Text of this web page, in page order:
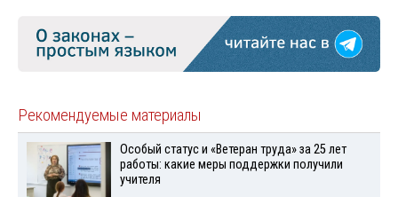
Рекомендуемые материалы
Особый статус и «Ветеран труда» за 25 лет
работы: какие меры поддержки получили
учителя